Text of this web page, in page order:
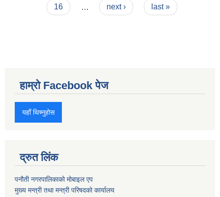
16
next › last »
हाम्रो Facebook पेज
यहाँ थिच्नुहोस
द्रुत लिंक
पनौती नगरपालिकाको मोबाइल एप
मुख्य मन्त्री तथा मन्त्री परिषदको कार्यालय